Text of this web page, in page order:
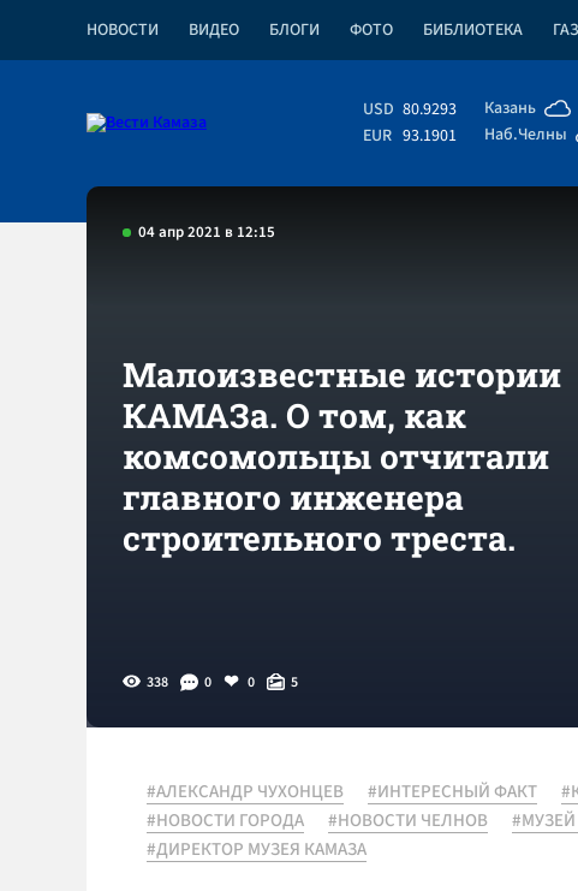
НОВОСТИ ВИДЕО БЛОГИ ФОТО БИБЛИОТЕКА
USD 80.9293
EUR 93.1901
Казань
Наб.Челны
04 апр 2021 в 12:15
Малоизвестные истории
КАМАЗа. О том, как
комсомольцы отчитали
главного инженера
строительного треста.
338 0 0 5
#АЛЕКСАНДР ЧУХОНЦЕВ #ИНТЕРЕСНЫЙ ФАКТ
#НОВОСТИ ГОРОДА
#НОВОСТИ ЧЕЛНОВ
#ДИРЕКТОР МУЗЕЯ КАМАЗА